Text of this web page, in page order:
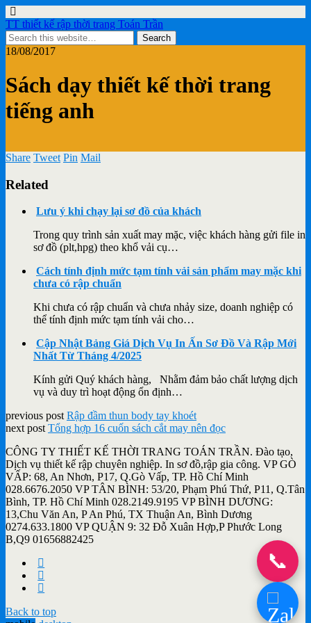
TT thiết kế rập thời trang Toán Trần
18/08/2017
Sách dạy thiết kế thời trang
tiếng anh
Share Tweet Pin Mail
Related
Lưu ý khi chạy lại sơ đồ của khách
Trong quy trình sản xuất may mặc, việc khách hàng gửi file in
sơ đồ (plt,hpg) theo khổ vải cụ…
Cách tính định mức tạm tính vải sản phẩm may mặc khi
chưa có rập chuẩn
Khi chưa có rập chuẩn và chưa nhảy size, doanh nghiệp có
thể tính định mức tạm tính vải cho…
Cập Nhật Bảng Giá Dịch Vụ In Ấn Sơ Đồ Và Rập Mới
Nhất Từ Tháng 4/2025
Kính gửi Quý khách hàng, Nhằm đảm bảo chất lượng dịch
vụ và duy trì hoạt động ổn định…
previous post Rập đầm thun body tay khoét
next post Tổng hợp 16 cuốn sách cắt may nên đọc
CÔNG TY THIẾT KẾ THỜI TRANG TOÁN TRẦN. Đào tạo,
Dịch vụ thiết kế rập chuyên nghiệp. In sơ đồ,rập gia công. VP GÒ
VẤP: 68, An Nhơn, P17, Q.Gò Vấp, TP. Hồ Chí Minh
028.6676.2050 VP TÂN BÌNH: 53/20, Phạm Phú Thứ, P11, Q.Tân
Bình, TP. Hồ Chí Minh 028.2149.9195 VP BÌNH DƯƠNG:
13,Chu Văn An, P An Phú, TX Thuận An, Bình Dương
0274.633.1800 VP QUẬN 9: 32 Đỗ Xuân Hợp,P Phước Long
B,Q9 01656882425
Back to top
📞